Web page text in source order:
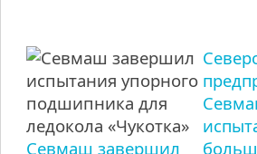
Севмаш завершил